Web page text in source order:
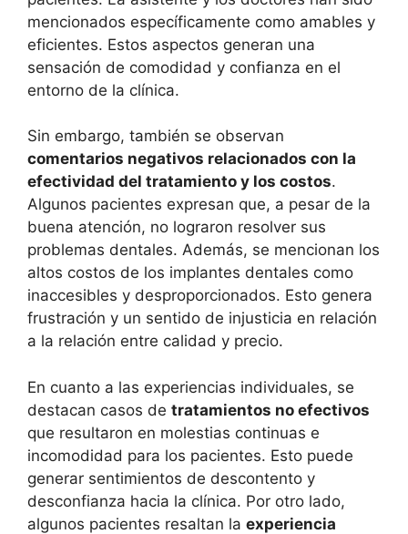
mencionados específicamente como amables y
eficientes. Estos aspectos generan una
sensación de comodidad y confianza en el
entorno de la clínica.
Sin embargo, también se observan
comentarios negativos relacionados con la
efectividad del tratamiento y los costos.
Algunos pacientes expresan que, a pesar de la
buena atención, no lograron resolver sus
problemas dentales. Además, se mencionan los
altos costos de los implantes dentales como
inaccesibles y desproporcionados. Esto genera
frustración y un sentido de injusticia en relación
a la relación entre calidad y precio.
En cuanto a las experiencias individuales, se
destacan casos de tratamientos no efectivos
que resultaron en molestias continuas e
incomodidad para los pacientes. Esto puede
generar sentimientos de descontento y
desconfianza hacia la clínica. Por otro lado,
algunos pacientes resaltan la experiencia